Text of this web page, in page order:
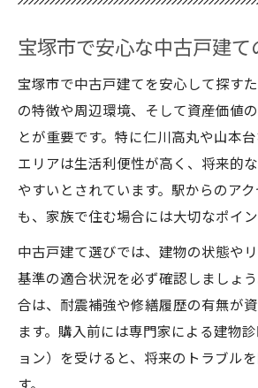
宝塚市で安心な中古戸建て
宝塚市で中古戸建てを安心して探す
の特徴や周辺環境、そして資産価値
とが重要です。特に仁川高丸や山本
エリアは生活利便性が高く、将来的
やすいとされています。駅からのア
も、家族で住む場合には大切なポイン
中古戸建て選びでは、建物の状態や
基準の適合状況を必ず確認しましょ
合は、耐震補強や修繕履歴の有無が
ます。購入前には専門家による建物診
ョン）を受けると、将来のトラブルを